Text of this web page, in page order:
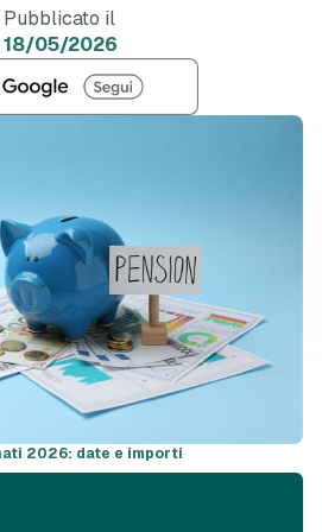
Pubblicato il
18/05/2026
2026: date e importi